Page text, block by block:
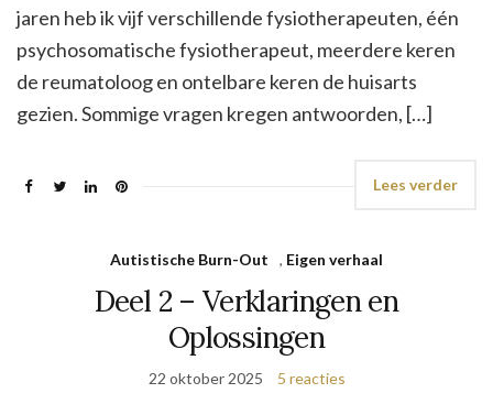
jaren heb ik vijf verschillende fysiotherapeuten, één
psychosomatische fysiotherapeut, meerdere keren
de reumatoloog en ontelbare keren de huisarts
gezien. Sommige vragen kregen antwoorden, […]
Lees verder
Autistische Burn-Out , Eigen verhaal
Deel 2 – Verklaringen en
Oplossingen
22 oktober 2025 5 reacties